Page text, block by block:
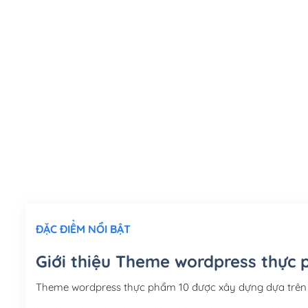
ĐẶC ĐIỂM NỔI BẬT
Giới thiệu Theme wordpress thực
Theme wordpress thực phẩm 10 được xây dựng dựa